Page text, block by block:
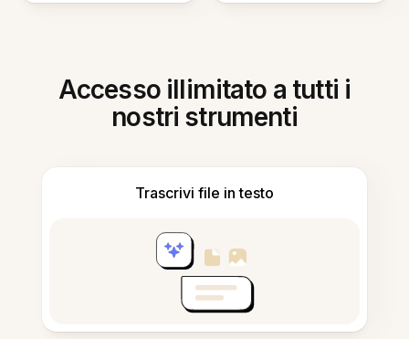
Accesso illimitato a tutti i
nostri strumenti
Trascrivi file in testo